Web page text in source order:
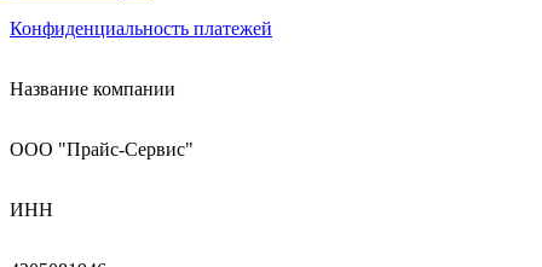
Конфиденциальность платежей
Название компании
ООО "Прайс-Сервис"
ИНН